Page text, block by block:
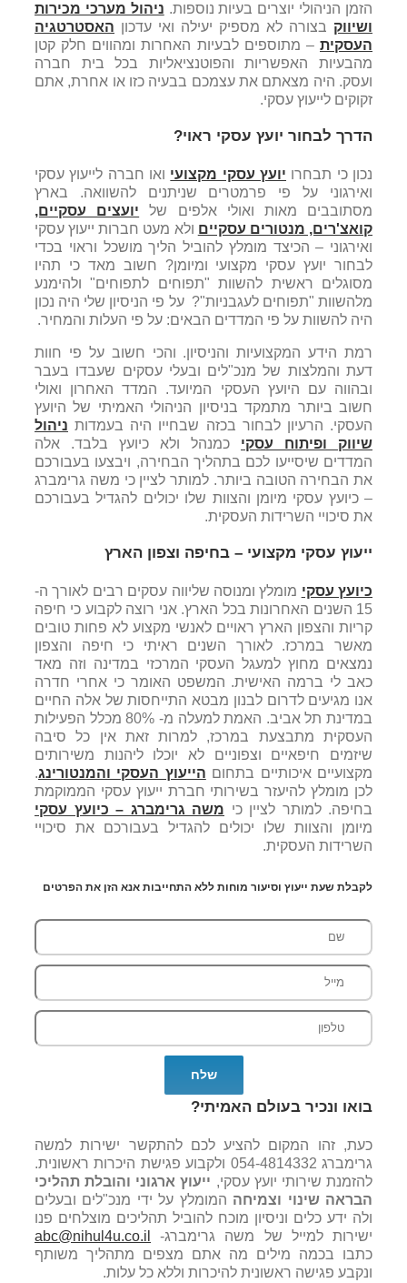
הזמן הניהולי יוצרים בעיות נוספות. ניהול מערכי מכירות
ושיווק בצורה לא מספיק יעילה ואי עדכון האסטרטגיה
העסקית – מתוספים לבעיות האחרות ומהווים חלק קטן
מהבעיות האפשריות והפוטנציאליות בכל בית חברה
ועסק. היה מצאתם את עצמכם בבעיה כזו או אחרת, אתם
זקוקים לייעוץ עסקי.
הדרך לבחור יועץ עסקי ראוי?
נכון כי תבחרו יועץ עסקי מקצועי ואו חברה לייעוץ עסקי
ואירגוני על פי פרמטרים שניתנים להשוואה. בארץ
מסתובבים מאות ואולי אלפים של יועצים עסקיים,
קואצ'רים, מנטורים עסקיים ולא מעט חברות ייעוץ עסקי
ואירגוני – הכיצד מומלץ להוביל הליך מושכל וראוי בכדי
לבחור יועץ עסקי מקצועי ומיומן? חשוב מאד כי תהיו
מסוגלים ראשית להשוות "תפוחים לתפוחים" ולהימנע
מלהשוות "תפוחים לעגבניות"? על פי הניסיון שלי היה נכון
היה להשוות על פי המדדים הבאים: על פי העלות והמחיר.
רמת הידע המקצועיות והניסיון. והכי חשוב על פי חוות
דעת והמלצות של מנכ"לים ובעלי עסקים שעבדו בעבר
ובהווה עם היועץ העסקי המיועד. המדד האחרון ואולי
חשוב ביותר מתמקד בניסיון הניהולי האמיתי של היועץ
העסקי. הרעיון לבחור בכזה שבחייו היה בעמדות ניהול
שיווק ופיתוח עסקי כמנהל ולא כיועץ בלבד. אלה
המדדים שיסייעו לכם בתהליך הבחירה, ויבצעו בעבורכם
את הבחירה הטובה ביותר. למותר לציין כי משה גרימברג
– כיועץ עסקי מיומן והצוות שלו יכולים להגדיל בעבורכם
את סיכויי השרידות העסקית.
ייעוץ עסקי מקצועי – בחיפה וצפון הארץ
כיועץ עסקי מומלץ ומנוסה שליווה עסקים רבים לאורך ה-
15 השנים האחרונות בכל הארץ. אני רוצה לקבוע כי חיפה
קריות והצפון הארץ ראויים לאנשי מקצוע לא פחות טובים
מאשר במרכז. לאורך השנים ראיתי כי חיפה והצפון
נמצאים מחוץ למעגל העסקי המרכזי במדינה וזה מאד
כאב לי ברמה האישית. המשפט האומר כי אחרי חדרה
אנו מגיעים לדרום לבנון מבטא התייחסות של אלה החיים
במדינת תל אביב. האמת למעלה מ- 80% מכלל הפעילות
העסקית מתבצעת במרכז, למרות זאת אין כל סיבה
שיזמים חיפאיים וצפוניים לא יוכלו ליהנות משירותים
מקצועיים איכותיים בתחום הייעוץ העסקי והמנטורינג.
לכן מומלץ להיעזר בשירותי חברת ייעוץ עסקי הממוקמת
בחיפה. למותר לציין כי משה גרימברג – כיועץ עסקי
מיומן והצוות שלו יכולים להגדיל בעבורכם את סיכויי
השרידות העסקית.
לקבלת שעת ייעוץ וסיעור מוחות ללא התחייבות אנא הזן את הפרטים
בואו ונכיר בעולם האמיתי?
כעת, זהו המקום להציע לכם להתקשר ישירות למשה
גרימברג 054-4814332 ולקבוע פגישת היכרות ראשונית.
להזמנת שירותי יועץ עסקי, ייעוץ ארגוני והובלת תהליכי
הבראה שינוי וצמיחה המומלץ על ידי מנכ"לים ובעלים
ולה ידע כלים וניסיון מוכח להוביל תהליכים מוצלחים פנו
ישירות למייל של משה
גרימברג-
abc@nihul4u.co.il
כתבו בכמה מילים מה אתם מצפים מתהליך משותף
ונקבע פגישה ראשונית להיכרות וללא כל עלות.